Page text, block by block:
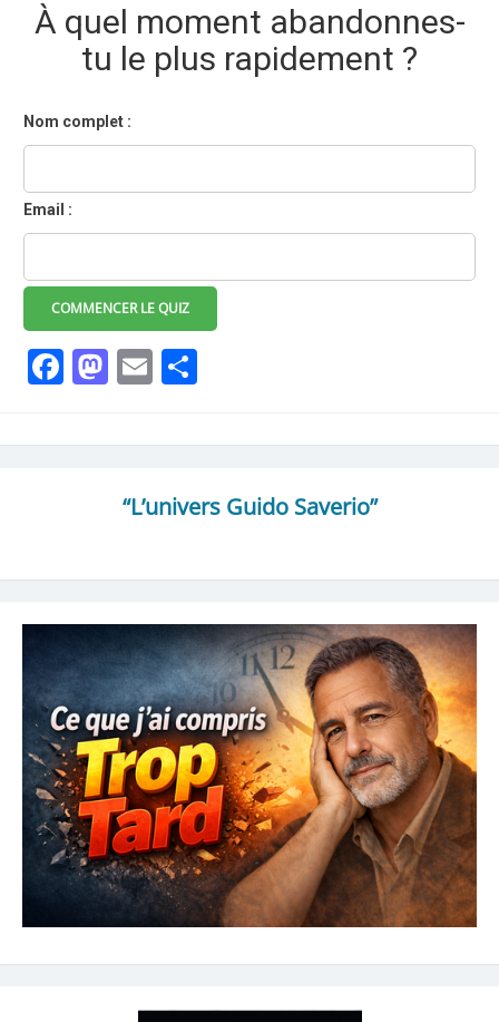
À quel moment abandonnes-
tu le plus rapidement ?
Nom complet :
Email :
COMMENCER LE QUIZ
Facebook
Mastodon
Email
“L’univers Guido Saverio”